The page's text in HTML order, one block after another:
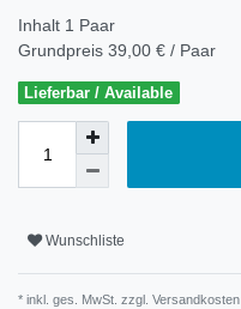
Inhalt 1 Paar
Grundpreis 39,00 € / Paar
Lieferbar / Available
Wunschliste
* inkl. ges. MwSt. zzgl. Versandkosten